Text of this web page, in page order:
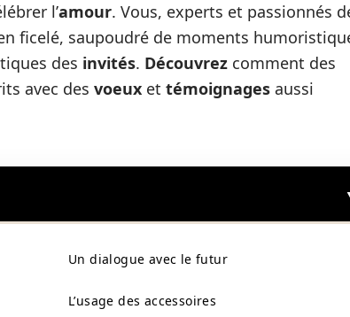
l’amour. Vous, experts et passionnés
ficelé, saupoudré de moments
des invités. Découvrez comment des
avec des voeux et témoignages aussi
Un dialogue avec le futur
L’usage des accessoires